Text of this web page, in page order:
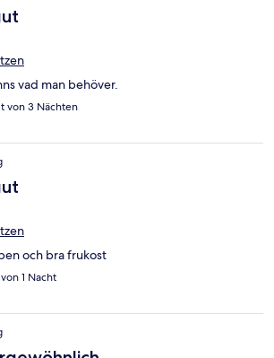
vad man behöver.
von 3 Nächten
och bra frukost
1 Nacht